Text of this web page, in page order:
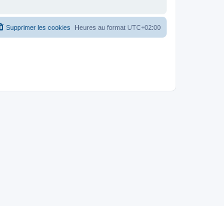
Heures au format UTC+02:00
Supprimer les cookies